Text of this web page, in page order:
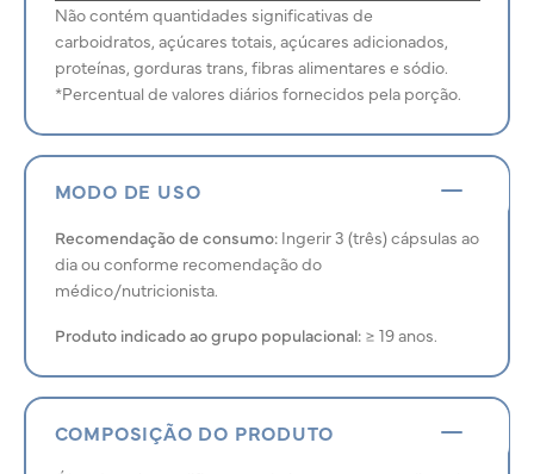
Não contém quantidades significativas de
carboidratos, açúcares totais, açúcares adicionados,
proteínas, gorduras trans, fibras alimentares e sódio.
*Percentual de valores diários fornecidos pela porção.
MODO DE USO
Recomendação de consumo: Ingerir 3 (três) cápsulas ao
dia ou conforme recomendação do
médico/nutricionista.
Produto indicado ao grupo populacional: ≥ 19 anos.
COMPOSIÇÃO DO PRODUTO